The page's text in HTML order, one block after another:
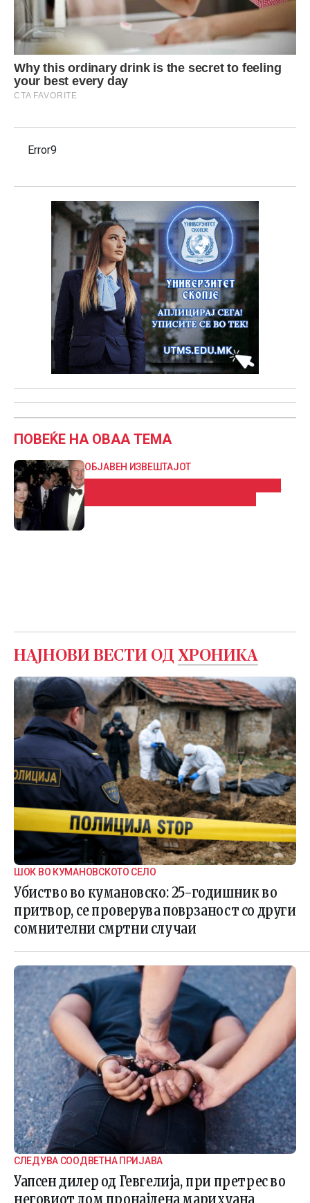
Error9
ПОВЕЌЕ НА ОВАА ТЕМА
ОБЈАВЕН ИЗВЕШТАЈОТ
НАЈНОВИ ВЕСТИ ОД ХРОНИКА
ШОК ВО КУМАНОВСКОТО СЕЛО
Убиство во кумановско: 25-годишник во
притвор, се проверува поврзаност со други
сомнителни смртни случаи
СЛЕДУВА СООДВЕТНА ПРИЈАВА
Уапсен дилер од Гевгелија, при претрес во
неговиот дом пронајдена марихуана